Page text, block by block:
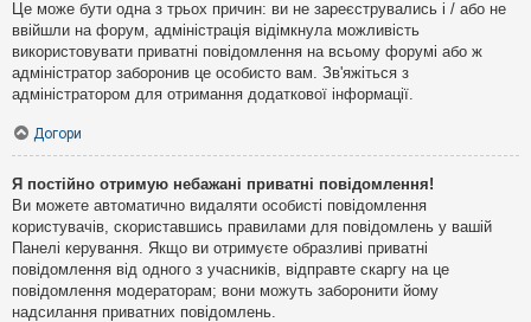
Це може бути одна з трьох причин: ви не зареєструвались і / або не
ввійшли на форум, адміністрація відімкнула можливість
використовувати приватні повідомлення на всьому форумі або ж
адміністратор заборонив це особисто вам. Зв'яжіться з
адміністратором для отримання додаткової інформації.
Догори
Я постійно отримую небажані приватні повідомлення!
Ви можете автоматично видаляти особисті повідомлення
користувачів, скориставшись правилами для повідомлень у вашій
Панелі керування. Якщо ви отримуєте образливі приватні
повідомлення від одного з учасників, відправте скаргу на це
повідомлення модераторам; вони можуть заборонити йому
надсилання приватних повідомлень.